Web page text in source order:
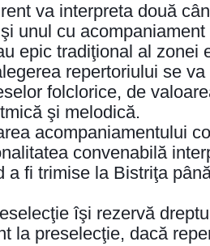
va interpreta două
unul cu
epic tradiţional al zonei
repertoriului se
folclorice, de
şi melodică.
acompaniamentului
convenabilă
a fi trimise la Bistriţa
îşi rezervă
la preselecţie, dacă